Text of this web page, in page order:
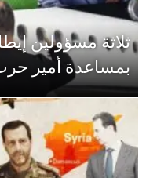
ثلاثة مسؤولين
بمساعدة أمير